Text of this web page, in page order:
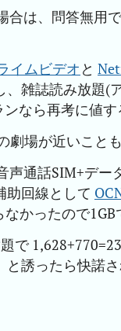
合は、問答無用
イムビデオ と
雑誌読み放題(
なら再考に値す
劇場が近いことも
通話SIM+デー
助回線として
かったので1GB
で
誘ったら快諾